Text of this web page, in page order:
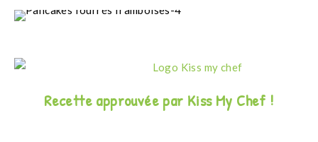
Recette approuvée par Kiss My Chef !